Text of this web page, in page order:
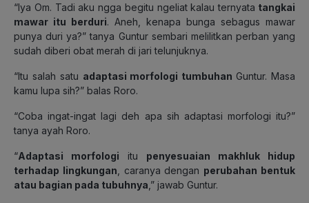
“Iya Om. Tadi aku ngga begitu ngeliat kalau ternyata tangkai
mawar itu berduri. Aneh, kenapa bunga sebagus mawar
punya duri ya?” tanya Guntur sembari melilitkan perban yang
sudah diberi obat merah di jari telunjuknya.
“Itu salah satu adaptasi morfologi tumbuhan Guntur. Masa
kamu lupa sih?” balas Roro.
“Coba ingat-ingat lagi deh apa sih adaptasi morfologi itu?”
tanya ayah Roro.
“Adaptasi morfologi itu penyesuaian makhluk hidup
terhadap lingkungan , caranya dengan perubahan bentuk
atau bagian pada tubuhnya ,” jawab Guntur.